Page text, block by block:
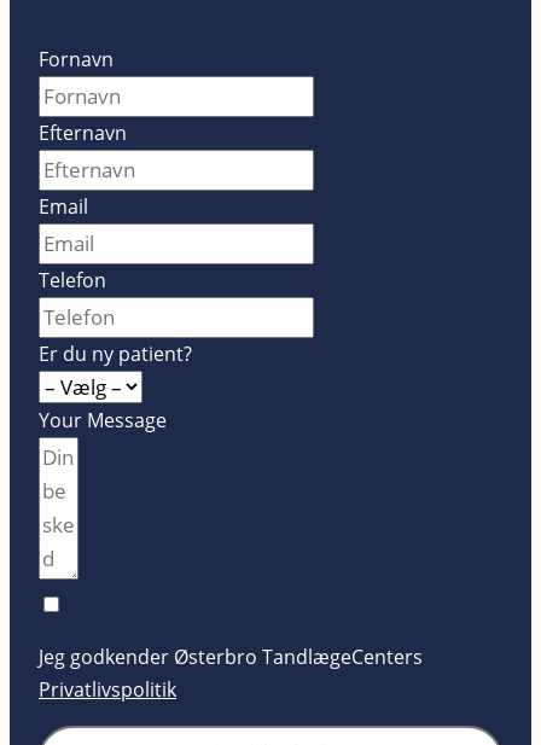
Fornavn
Efternavn
Email
Telefon
Er du ny patient?
Your Message
Jeg godkender Østerbro TandlægeCenters
Privatlivspolitik